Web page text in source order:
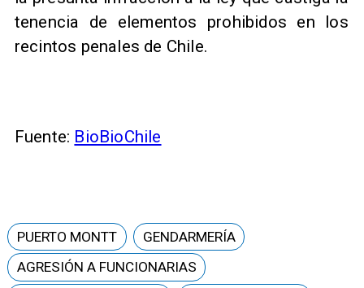
tenencia de elementos prohibidos en los
recintos penales de Chile.
Fuente: BioBioChile
PUERTO MONTT
GENDARMERÍA
AGRESIÓN A FUNCIONARIAS